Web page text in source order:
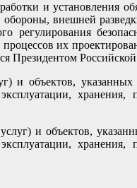
и установления
внешней
регулирования
их
Президентом
и объектов,
и объектов,